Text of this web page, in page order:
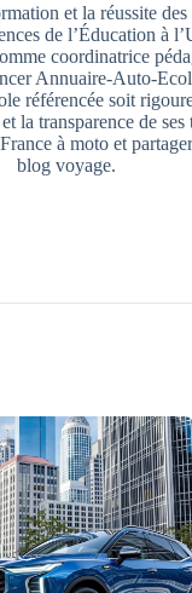
et la réussite
de l’Éducation à
coordinatrice
Annuaire-Auto-
référencée soit
la transparence de
à moto et
blog voyage.